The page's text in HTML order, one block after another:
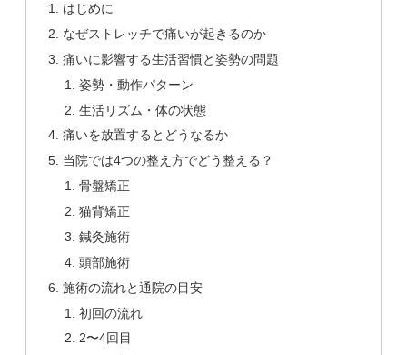
はじめに
なぜストレッチで痛いが起きるのか
痛いに影響する生活習慣と姿勢の問題
姿勢・動作パターン
生活リズム・体の状態
痛いを放置するとどうなるか
当院では4つの整え方でどう整える？
骨盤矯正
猫背矯正
鍼灸施術
頭部施術
施術の流れと通院の目安
初回の流れ
2〜4回目